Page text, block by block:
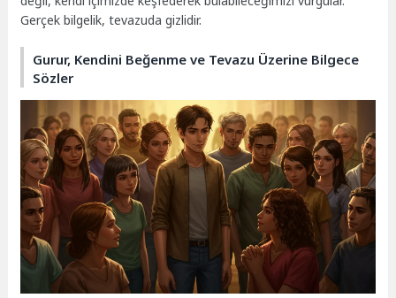
Gerçek bilgelik, tevazuda gizlidir.
Gurur, Kendini Beğenme ve Tevazu Üzerine Bilgece
Sözler